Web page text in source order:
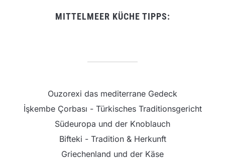
MITTELMEER KÜCHE TIPPS:
Ouzorexi das mediterrane Gedeck
İşkembe Çorbası - Türkisches Traditionsgericht
Südeuropa und der Knoblauch
Bifteki - Tradition & Herkunft
Griechenland und der Käse